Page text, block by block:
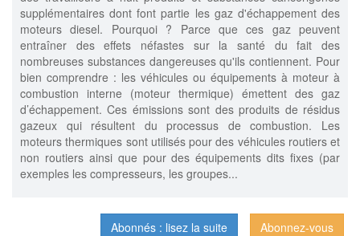
supplémentaires dont font partie les gaz d'échappement des
moteurs diesel. Pourquoi ? Parce que ces gaz peuvent
entraîner des effets néfastes sur la santé du fait des
nombreuses substances dangereuses qu'ils contiennent. Pour
bien comprendre : les véhicules ou équipements à moteur à
combustion interne (moteur thermique) émettent des gaz
d’échappement. Ces émissions sont des produits de résidus
gazeux qui résultent du processus de combustion. Les
moteurs thermiques sont utilisés pour des véhicules routiers et
non routiers ainsi que pour des équipements dits fixes (par
exemples les compresseurs, les groupes...
Abonnez-vous
Abonnés : lisez la suite